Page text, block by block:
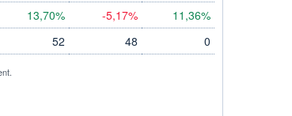
13,70% -5,17% 11,36%
52 48 0